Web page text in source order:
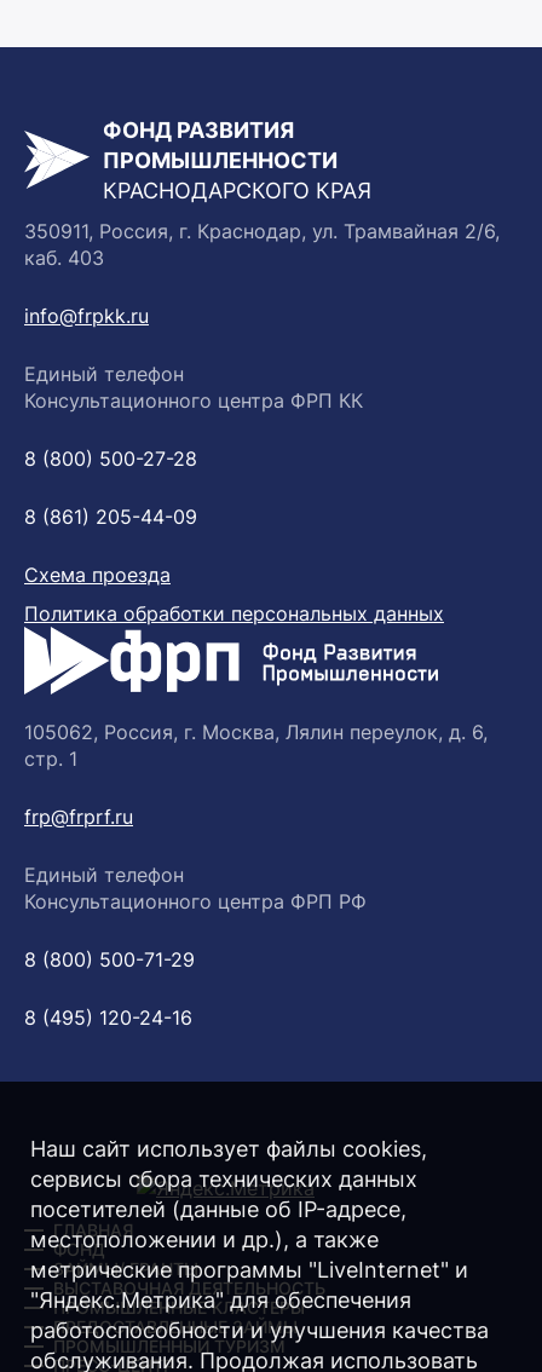
ФОНД РАЗВИТИЯ
ПРОМЫШЛЕННОСТИ
КРАСНОДАРСКОГО КРАЯ
350911, Россия, г. Краснодар, ул. Трамвайная 2/6,
каб. 403
info@frpkk.ru
Единый телефон
Консультационного центра ФРП КК
8 (800) 500-27-28
8 (861) 205-44-09
Схема проезда
Политика обработки персональных данных
105062, Россия, г. Москва, Лялин переулок, д. 6,
стр. 1
frp@frprf.ru
Единый телефон
Консультационного центра ФРП РФ
8 (800) 500-71-29
8 (495) 120-24-16
ГЛАВНАЯ
ФОНД
ЗАЙМЫ/ ГРАНТЫ
ВЫСТАВОЧНАЯ ДЕЯТЕЛЬНОСТЬ
ПРОМЫШЛЕННЫЕ КЛАСТЕРЫ
ПРЕДОСТАВЛЕННЫЕ ЗАЙМЫ
ПРОМЫШЛЕННЫЙ ТУРИЗМ
ПРЕСС-ЦЕНТР
Наш сайт использует файлы cookies,
сервисы сбора технических данных
посетителей (данные об IP-адресе,
местоположении и др.), а также
метрические программы "LiveInternet" и
"Яндекс.Метрика" для обеспечения
работоспособности и улучшения качества
обслуживания. Продолжая использовать